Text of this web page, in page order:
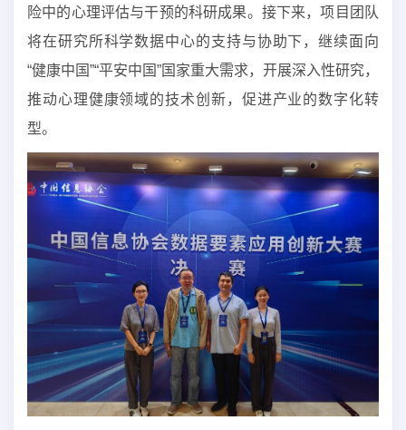
险中的心理评估与干预的科研成果。接下来，项目团队
将在研究所科学数据中心的支持与协助下，继续面向
“健康中国”“平安中国”国家重大需求，开展深入性研究，
推动心理健康领域的技术创新，促进产业的数字化转
型。